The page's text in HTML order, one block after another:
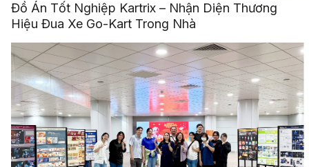
Đồ Án Tốt Nghiệp Kartrix – Nhận Diện Thương
Hiệu Đua Xe Go-Kart Trong Nhà